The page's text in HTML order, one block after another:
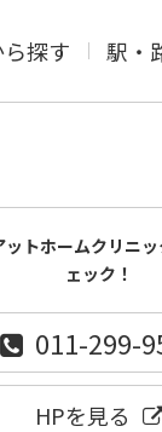
探す 駅・
ットホームクリニ
ェック！
011-299-
HPを見る